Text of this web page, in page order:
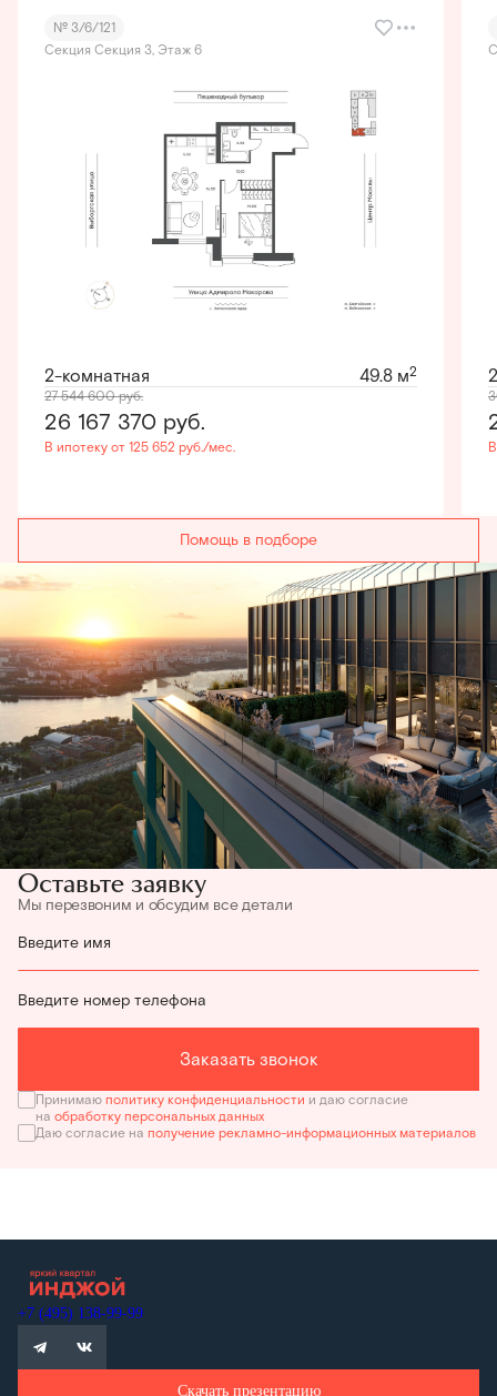
№ 3/6/121
Секция Секция 3, Этаж 6
2-комнатная 49.8 м2
27 544 600руб.
26 167 370 руб.
В ипотеку от 125 652 руб./мес.
Помощь в подборе
Оставьте заявку
Мы перезвоним и обсудим все детали
Введите имя
Введите номер телефона
Заказать звонок
Принимаю политику конфиденциальности и даю согласие
на обработку персональных данных
Даю согласие на получение рекламно-информационных материалов
+7 (495) 138-99-99
Скачать презентацию